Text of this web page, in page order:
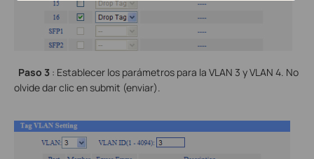
Paso 3 : Establecer los parámetros para la VLAN 3 y VLAN 4. No
olvide dar clic en submit (enviar).